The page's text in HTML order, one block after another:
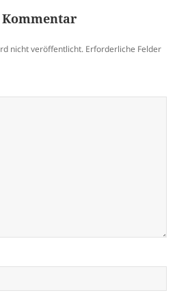
nicht veröffentlicht. Erforderliche Felder